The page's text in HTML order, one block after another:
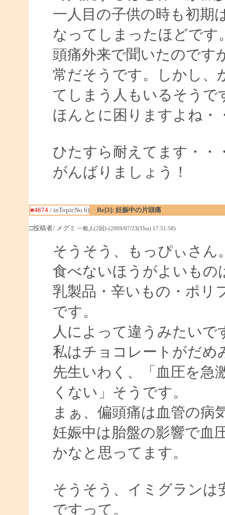
一人目の子供の時も初期
なってしまったほどです
頭痛外来で聞いたのです
常だそうです。しかし、
てしまう人もいるそうで
ほんとに困りますよね・
ひたすら耐えてます・・
がんばりましょう！
■4674/ inTopicNo.6) Re[3]: 妊娠中の片頭痛
□投稿者/ メグミ 一般人(2回)-(2009/07/23(Thu) 17:51:58)
そうそう、もっぴぃさん
食べないほうがよいもの
乳製品・辛いもの・ポリ
です。
人によって違うみたいで
私はチョコレートがだめ
先生いわく、「血圧を急
くない」そうです。
まぁ、偏頭痛は血管の病
妊娠中は胎盤の影響で血
かなと思ってます。
そうそう、イミグランは
ですって。